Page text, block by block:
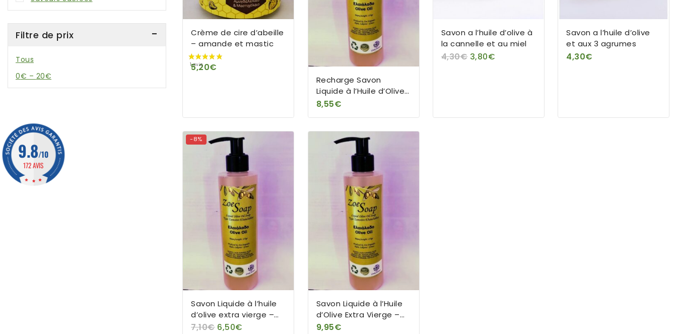
Crème de cire d’abeille
– amande et mastic
1 avis
5,20€
Recharge Savon
Liquide à l’Huile d’Olive
Extra Vierge – 100%
8,55€
Savon a l’huile d’olive à
la cannelle et au miel
4,30€ 3,80€
Savon a l’huile d’olive
et aux 3 agrumes
4,30€
-8%
Savon Liquide à l’huile
d’olive extra vierge –
100% naturel – 250 ml
7,10€ 6,50€
Savon Liquide à l’Huile
d’Olive Extra Vierge –
100% naturel – 500 ml
9,95€
Filtre de prix
Tous
0€ – 20€
9.8/10
172 AVIS